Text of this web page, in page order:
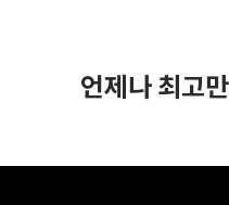
언제나 최고